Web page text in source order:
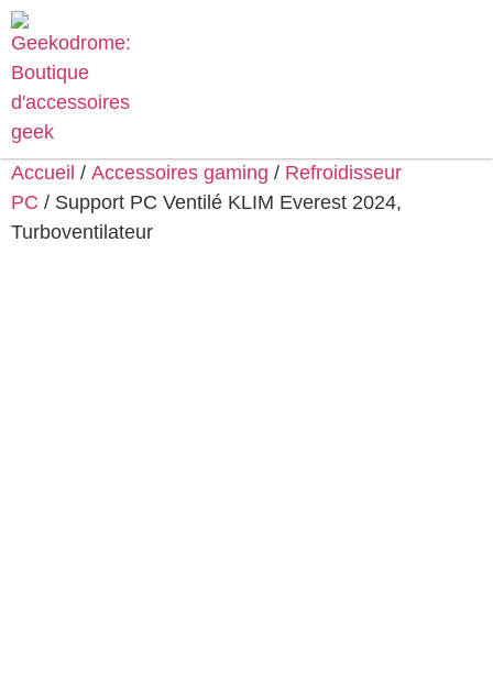
Accueil / Accessoires gaming / Refroidisseur
PC / Support PC Ventilé KLIM Everest 2024,
Turboventilateur